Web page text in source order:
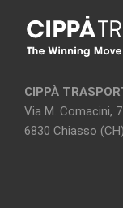
CIPPÀ
Via M. Comacini, 7
6830 Chiasso (CH)